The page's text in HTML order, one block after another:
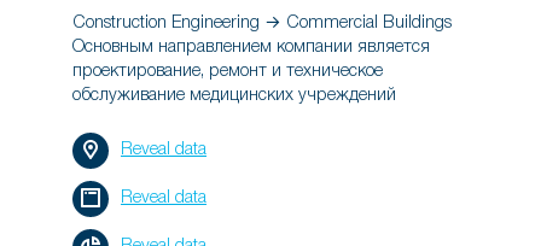
Construction Engineering → Commercial Buildings
Основным направлением компании является
проектирование, ремонт и техническое
обслуживание медицинских учреждений
Reveal data
Reveal data